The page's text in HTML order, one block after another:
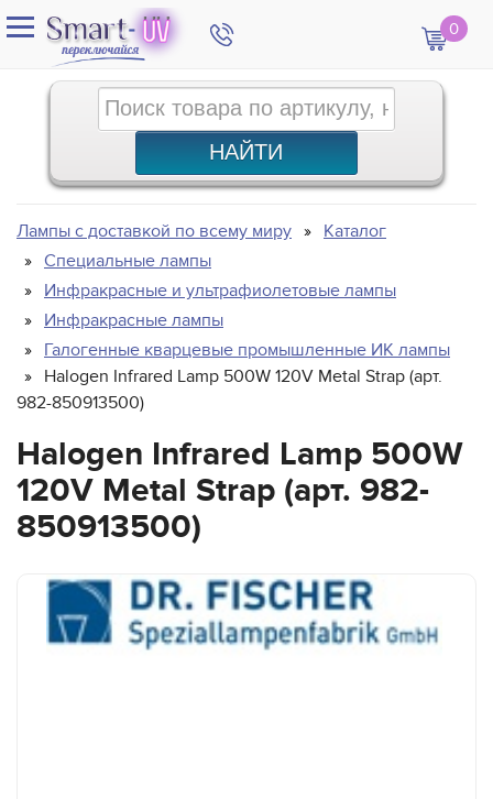
0
Лампы с доставкой по всему миру
Каталог
Специальные лампы
Инфракрасные и ультрафиолетовые лампы
Инфракрасные лампы
Галогенные кварцевые промышленные ИК лампы
Halogen Infrared Lamp 500W 120V Metal Strap (арт.
982-850913500)
Halogen Infrared Lamp 500W
120V Metal Strap (арт. 982-
850913500)